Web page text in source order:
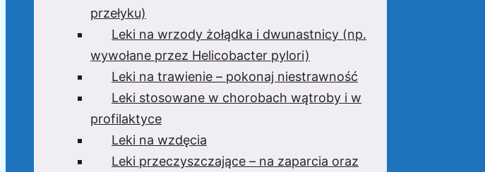
przełyku)
Leki na wrzody żołądka i dwunastnicy (np.
wywołane przez Helicobacter pylori)
Leki na trawienie – pokonaj niestrawność
Leki stosowane w chorobach wątroby i w
profilaktyce
Leki na wzdęcia
Leki przeczyszczające – na zaparcia oraz